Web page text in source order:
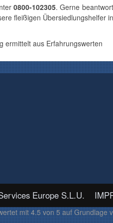
0800-102305. Gerne
fleißigen Übersiedlungshelfer
ermittelt aus Erfahrungswerten
Europe S.L.U.
mit4.5von5auf Grundlage